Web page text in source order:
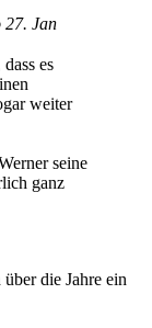
27. Jan
es
weiter
seine
ganz
die Jahre ein